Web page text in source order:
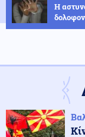
Η
11